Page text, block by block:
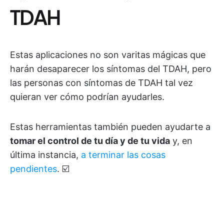
TDAH
Estas aplicaciones no son varitas mágicas que
harán desaparecer los síntomas del TDAH, pero
las personas con síntomas de TDAH tal vez
quieran ver cómo podrían ayudarles.
Estas herramientas también pueden ayudarte a
tomar el control de tu día y de tu vida y, en
última instancia, a terminar las cosas
pendientes. ☑️